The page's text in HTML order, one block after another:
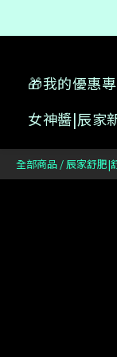
🎁我的優惠
女神醬|辰家
全部商品 / 辰家舒肥|